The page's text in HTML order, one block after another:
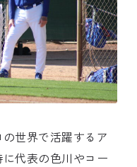
世界で活躍するア
代表の色川やコー